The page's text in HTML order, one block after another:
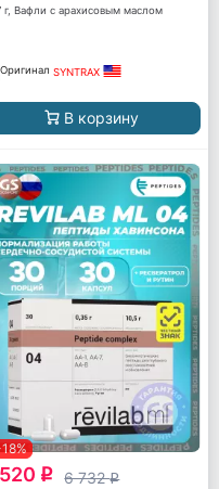
г, Вафли с арахисовым маслом
SYNTRAX
В корзину
q 6 732q